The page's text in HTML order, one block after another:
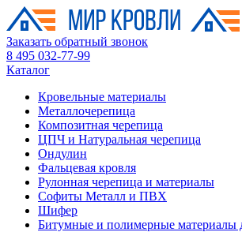
Заказать обратный звонок
8 495 032-77-99
Каталог
Кровельные материалы
Металлочерепица
Композитная черепица
ЦПЧ и Натуральная черепица
Ондулин
Фальцевая кровля
Рулонная черепица и материалы
Софиты Металл и ПВХ
Шифер
Битумные и полимерные материалы